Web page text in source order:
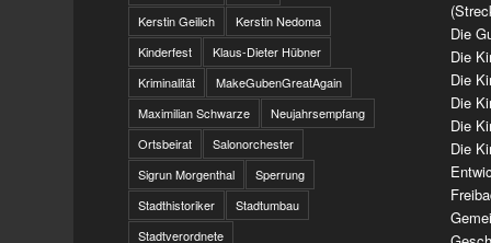
Kerstin Geilich
Kerstin Nedoma
Kinderfest
Klaus-Dieter Hübner
Kriminalität
MakeGubenGreatAgain
Maximilian Schwarze
Neujahrsempfang
Ortsbeirat
Salonorchester
Sigrun Morgenthal
Sperrung
Stadthistoriker
Stadtumbau
Stadtverordnete
Die
Die
Die
Die
Die
Die